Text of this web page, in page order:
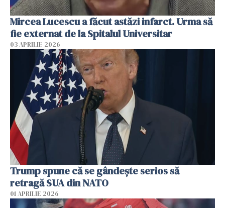
Mircea Lucescu a făcut astăzi infarct. Urma să
fie externat de la Spitalul Universitar
03 APRILIE 2026
Trump spune că se gândeşte serios să
retragă SUA din NATO
01 APRILIE 2026